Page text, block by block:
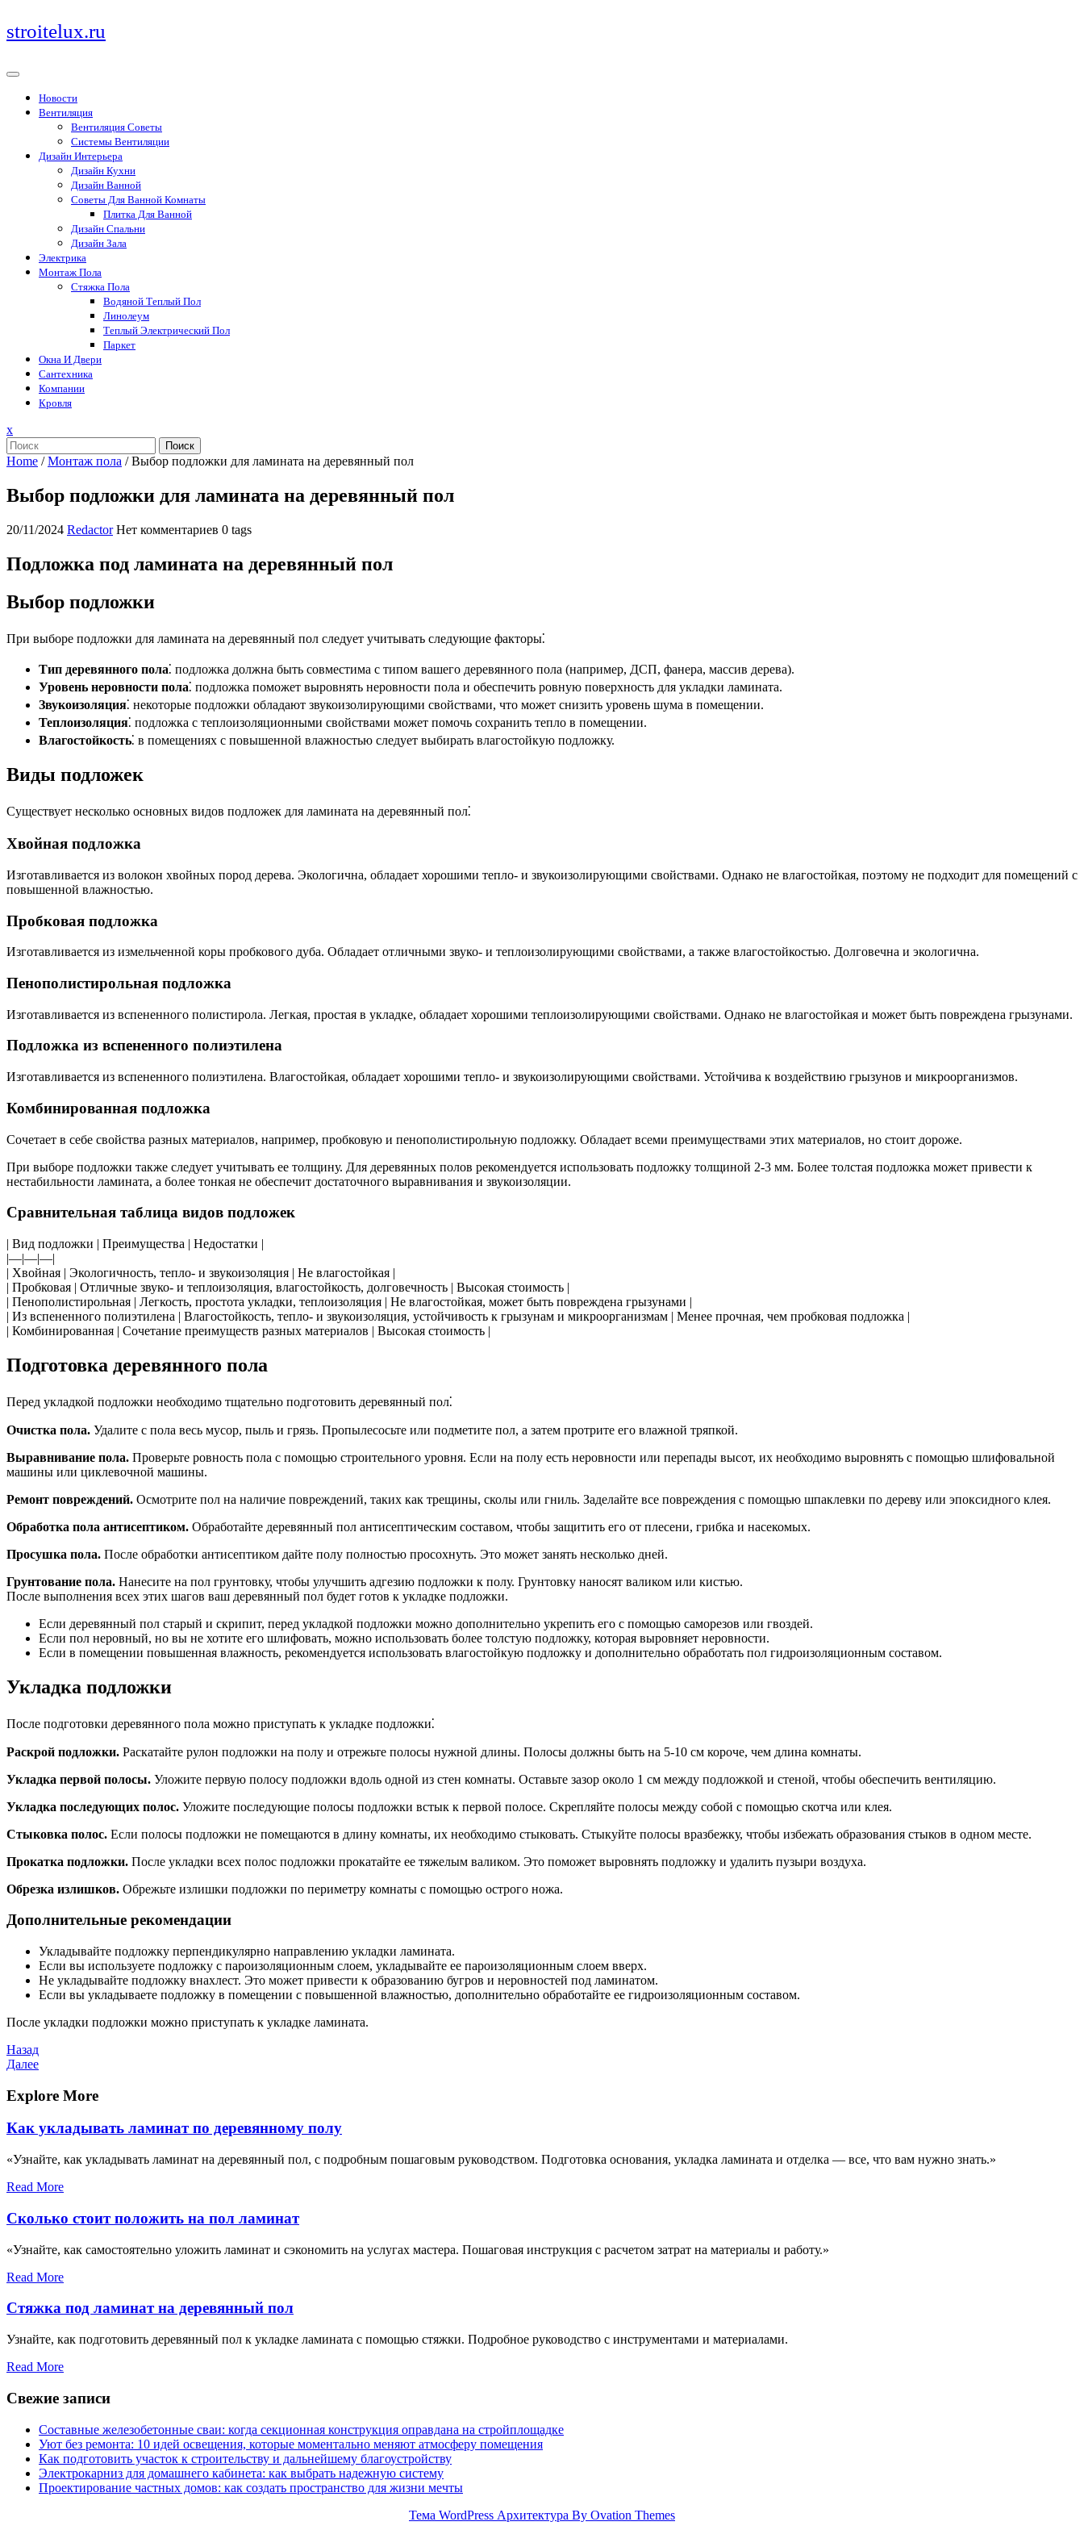
Перейти
к
stroitelux.ru
Новости
Вентиляция
Вентиляция Советы
Системы Вентиляции
Дизайн Интерьера
Дизайн Кухни
Дизайн Ванной
Советы Для Ванной Комнаты
Плитка Для Ванной
Дизайн Спальни
Дизайн Зала
Электрика
Монтаж Пола
Стяжка Пола
Водяной Теплый Пол
Линолеум
Теплый Электрический Пол
Паркет
Окна И Двери
Сантехника
Компании
Кровля
xЗакрыть
меню
Поиск
Home /Монтаж пола /Выбор подложки для ламината на деревянный пол
Выбор подложки для ламината на деревянный пол
20/11/2024 Redactor Нет комментариев 0 tags
Подложка под ламината на деревянный пол
Выбор подложки
При выборе подложки для ламината на деревянный пол следует учитывать следующие факторы⁚
Тип деревянного пола⁚ подложка должна быть совместима с типом вашего деревянного пола (например, ДСП, фанера, массив дерева).
Уровень неровности пола⁚ подложка поможет выровнять неровности пола и обеспечить ровную поверхность для укладки ламината.
Звукоизоляция⁚ некоторые подложки обладают звукоизолирующими свойствами, что может снизить уровень шума в помещении.
Теплоизоляция⁚ подложка с теплоизоляционными свойствами может помочь сохранить тепло в помещении.
Влагостойкость⁚ в помещениях с повышенной влажностью следует выбирать влагостойкую подложку.
Виды подложек
Существует несколько основных видов подложек для ламината на деревянный пол⁚
Хвойная подложка
Изготавливается из волокон хвойных пород дерева. Экологична, обладает хорошими тепло- и звукоизолирующими свойствами. Однако не влагостойкая, поэтому не подходит для помещений с
повышенной влажностью.
Пробковая подложка
Изготавливается из измельченной коры пробкового дуба. Обладает отличными звуко- и теплоизолирующими свойствами, а также влагостойкостью. Долговечна и экологична.
Пенополистирольная подложка
Изготавливается из вспененного полистирола. Легкая, простая в укладке, обладает хорошими теплоизолирующими свойствами. Однако не влагостойкая и может быть повреждена грызунами.
Подложка из вспененного полиэтилена
Изготавливается из вспененного полиэтилена. Влагостойкая, обладает хорошими тепло- и звукоизолирующими свойствами. Устойчива к воздействию грызунов и микроорганизмов.
Комбинированная подложка
Сочетает в себе свойства разных материалов, например, пробковую и пенополистирольную подложку. Обладает всеми преимуществами этих материалов, но стоит дороже.
При выборе подложки также следует учитывать ее толщину. Для деревянных полов рекомендуется использовать подложку толщиной 2-3 мм. Более толстая подложка может привести к
нестабильности ламината, а более тонкая не обеспечит достаточного выравнивания и звукоизоляции.
Сравнительная таблица видов подложек
| Вид подложки | Преимущества | Недостатки |
|—|—|—|
| Хвойная | Экологичность, тепло- и звукоизоляция | Не влагостойкая |
| Пробковая | Отличные звуко- и теплоизоляция, влагостойкость, долговечность | Высокая стоимость |
| Пенополистирольная | Легкость, простота укладки, теплоизоляция | Не влагостойкая, может быть повреждена грызунами |
| Из вспененного полиэтилена | Влагостойкость, тепло- и звукоизоляция, устойчивость к грызунам и микроорганизмам | Менее прочная, чем пробковая подложка |
| Комбинированная | Сочетание преимуществ разных материалов | Высокая стоимость |
Подготовка деревянного пола
Перед укладкой подложки необходимо тщательно подготовить деревянный пол⁚
Очистка пола. Удалите с пола весь мусор, пыль и грязь. Пропылесосьте или подметите пол, а затем протрите его влажной тряпкой.
Выравнивание пола. Проверьте ровность пола с помощью строительного уровня. Если на полу есть неровности или перепады высот, их необходимо выровнять с помощью шлифовальной
машины или циклевочной машины.
Ремонт повреждений. Осмотрите пол на наличие повреждений, таких как трещины, сколы или гниль. Заделайте все повреждения с помощью шпаклевки по дереву или эпоксидного клея.
Обработка пола антисептиком. Обработайте деревянный пол антисептическим составом, чтобы защитить его от плесени, грибка и насекомых.
Просушка пола. После обработки антисептиком дайте полу полностью просохнуть. Это может занять несколько дней.
Грунтование пола. Нанесите на пол грунтовку, чтобы улучшить адгезию подложки к полу. Грунтовку наносят валиком или кистью.
После выполнения всех этих шагов ваш деревянный пол будет готов к укладке подложки.
Если деревянный пол старый и скрипит, перед укладкой подложки можно дополнительно укрепить его с помощью саморезов или гвоздей.
Если пол неровный, но вы не хотите его шлифовать, можно использовать более толстую подложку, которая выровняет неровности.
Если в помещении повышенная влажность, рекомендуется использовать влагостойкую подложку и дополнительно обработать пол гидроизоляционным составом.
Укладка подложки
После подготовки деревянного пола можно приступать к укладке подложки⁚
Раскрой подложки. Раскатайте рулон подложки на полу и отрежьте полосы нужной длины. Полосы должны быть на 5-10 см короче, чем длина комнаты.
Укладка первой полосы. Уложите первую полосу подложки вдоль одной из стен комнаты. Оставьте зазор около 1 см между подложкой и стеной, чтобы обеспечить вентиляцию.
Укладка последующих полос. Уложите последующие полосы подложки встык к первой полосе. Скрепляйте полосы между собой с помощью скотча или клея.
Стыковка полос. Если полосы подложки не помещаются в длину комнаты, их необходимо стыковать. Стыкуйте полосы вразбежку, чтобы избежать образования стыков в одном месте.
Прокатка подложки. После укладки всех полос подложки прокатайте ее тяжелым валиком. Это поможет выровнять подложку и удалить пузыри воздуха.
Обрезка излишков. Обрежьте излишки подложки по периметру комнаты с помощью острого ножа.
Дополнительные рекомендации
Укладывайте подложку перпендикулярно направлению укладки ламината.
Если вы используете подложку с пароизоляционным слоем, укладывайте ее пароизоляционным слоем вверх.
Не укладывайте подложку внахлест. Это может привести к образованию бугров и неровностей под ламинатом.
Если вы укладываете подложку в помещении с повышенной влажностью, дополнительно обработайте ее гидроизоляционным составом.
После укладки подложки можно приступать к укладке ламината.
Навигация
по
записям
Предыдущая
запись
Назад
Следующая
Далее
Explore More
Как укладывать ламинат по деревянному полу
«Узнайте, как укладывать ламинат на деревянный пол, с подробным пошаговым руководством. Подготовка основания, укладка ламината и отделка — все, что вам нужно знать.»
Read More
Сколько стоит положить на пол ламинат
«Узнайте, как самостоятельно уложить ламинат и сэкономить на услугах мастера. Пошаговая инструкция с расчетом затрат на материалы и работу.»
Read More
Стяжка под ламинат на деревянный пол
Узнайте, как подготовить деревянный пол к укладке ламината с помощью стяжки. Подробное руководство с инструментами и материалами.
Read More
Свежие записи
Составные железобетонные сваи: когда секционная конструкция оправдана на стройплощадке
Уют без ремонта: 10 идей освещения, которые моментально меняют атмосферу помещения
Как подготовить участок к строительству и дальнейшему благоустройству
Электрокарниз для домашнего кабинета: как выбрать надежную систему
Проектирование частных домов: как создать пространство для жизни мечты
Тема WordPress Архитектура By Ovation Themes